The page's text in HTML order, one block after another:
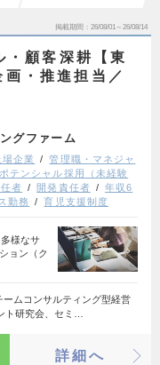
掲載期間 26/08/01～26/08/14
顧客深耕【東
・推進担当／
グファーム
場企業
管理職・マネジャ
ポテンシャル採用（未経験
者 開発責任者
年収6
勤務 育児支援制度
様なサ
ョン（ク
ムコンサルティング型経営
ト研究会、セミ…
詳細へ